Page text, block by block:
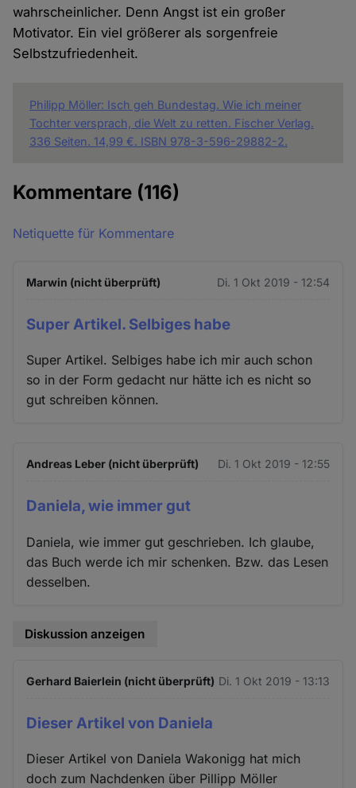
wahrscheinlicher. Denn Angst ist ein großer
Motivator. Ein viel größerer als sorgenfreie
Selbstzufriedenheit.
Philipp Möller: Isch geh Bundestag. Wie ich meiner
Tochter versprach, die Welt zu retten. Fischer Verlag.
336 Seiten. 14,99 €. ISBN 978-3-596-29882-2.
Kommentare (116)
Netiquette für Kommentare
Marwin (nicht überprüft) Di. 1 Okt 2019 - 12:54
Super Artikel. Selbiges habe
Super Artikel. Selbiges habe ich mir auch schon
so in der Form gedacht nur hätte ich es nicht so
gut schreiben können.
Andreas Leber (nicht überprüft) Di. 1 Okt 2019 - 12:55
Daniela, wie immer gut
Daniela, wie immer gut geschrieben. Ich glaube,
das Buch werde ich mir schenken. Bzw. das Lesen
desselben.
Diskussion anzeigen
Gerhard Baierlein (nicht überprüft) Di. 1 Okt 2019 - 13:13
Dieser Artikel von Daniela
Dieser Artikel von Daniela Wakonigg hat mich
doch zum Nachdenken über Pillipp Möller